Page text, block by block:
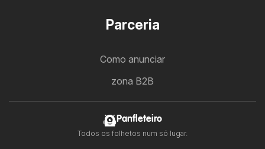
Parceria
Como anunciar
zona B2B
Panfleteiro
Todos os folhetos num só lugar.